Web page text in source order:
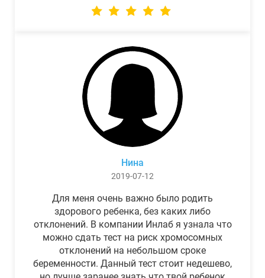
Нина
2019-07-12
Для меня очень важно было родить
здорового ребенка, без каких либо
отклонений. В компании Инлаб я узнала что
можно сдать тест на риск хромосомных
отклонений на небольшом сроке
беременности. Данный тест стоит недешево,